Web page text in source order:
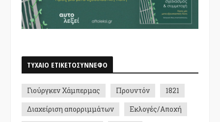
ΤΥΧΑΙΟ ΕΤΙΚΕΤΟΣΥΝΝΕΦΟ
Γιούργκεν Χάμπερμας Προυντόν
1821
Διαχείριση απορριμμάτων
Εκλογές/Αποχή